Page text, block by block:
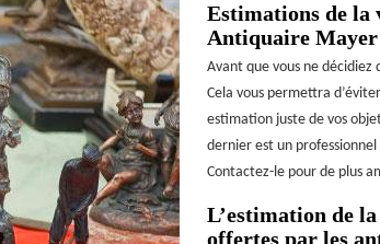
Estimations de la
Antiquaire Mayer
Avant que vous ne décidiez
Cela vous permettra
estimation juste de vos
dernier est un
Contactez-le pour de plus
L’estimation de
offertes par les